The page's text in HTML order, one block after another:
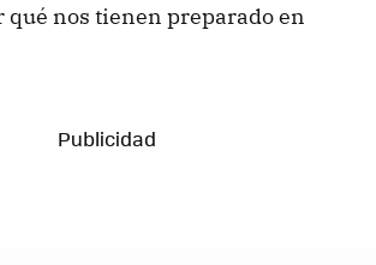
qué nos tienen preparado en